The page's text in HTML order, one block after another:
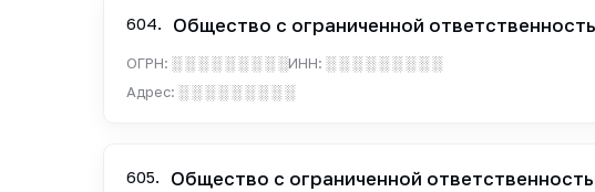
604. Общество с ограниченной
ОГРН:░ ░ ░ ░ ░ ░ ░ ░ ░ИНН:░ ░ ░ ░ ░ ░ ░ ░ ░
Адрес:░ ░ ░ ░ ░ ░ ░ ░ ░
605.
Общество с ограниченной